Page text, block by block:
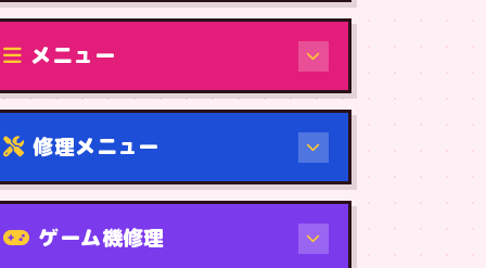
修理（機種から）
メニュー
修理メニュー
機種から
ゲーム機修理